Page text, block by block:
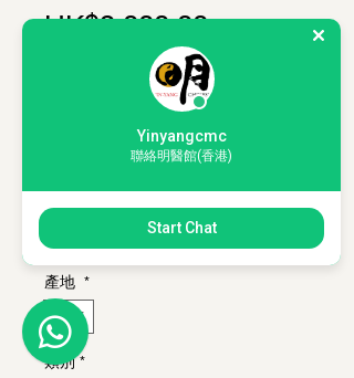
HK$2,000.00Price
購物滿 HKD350，即可以 HKD200 加
購 1套「薰香入門體驗套裝」
20mm
產地 *
雲南
類別 *
Yinyangcmc
聯絡明醫館(香港)
Start Chat